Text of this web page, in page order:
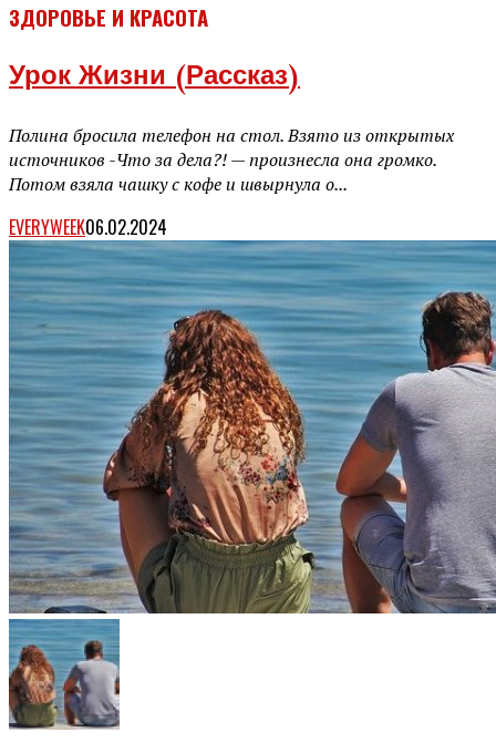
ЗДОРОВЬЕ И КРАСОТА
Урок Жизни (рассказ)
Полина бросила телефон на стол. Взято из открытых
источников -Что за дела?! — произнесла она громко.
Потом взяла чашку с кофе и швырнула о...
EVERYWEEK06.02.2024